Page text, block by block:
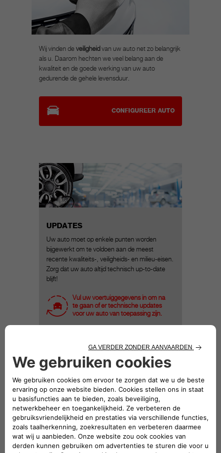
Wij vinden de veiligheid van uw auto net zo belangrijk
als u. Daarom hechten we veel belang aan de
kwaliteit en de goede werking van uw auto
gedurende de gehele levensduur.
CONFIGUREER AUTO
UPDATES
Uw auto moet op enkele punten worden
bijgewerkt om te voldoen aan de meest
recente kwaliteits-, veiligheids- en milieu-eisen.
Zorg dat uw auto altijd technisch up-to-date
blijft!
Vul uw voertuiggegevens in om na
te gaan of er technische updates
voor uw auto van toepassing zijn.
HOU UW KAARTEN UP-TO-DATE
Wat heeft u aan een navigatiesysteem als de
kaarten niet actueel zijn? Of het Mopar® Map
Care-programma nu wel of niet voor uw auto